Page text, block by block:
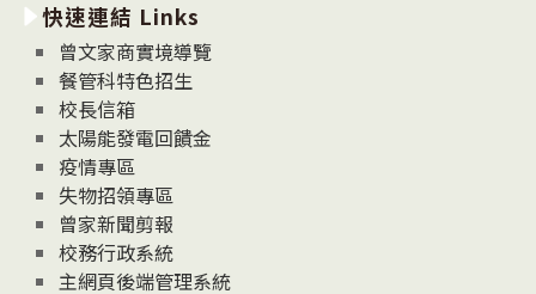
消
息
News
快速連結 Links
曾文家商實境導覽
餐管科特色招生
校長信箱
太陽能發電回饋金
疫情專區
失物招領專區
曾家新聞剪報
校務行政系統
主網頁後端管理系統